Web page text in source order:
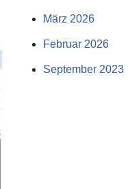
März 2026
Februar 2026
September 2023